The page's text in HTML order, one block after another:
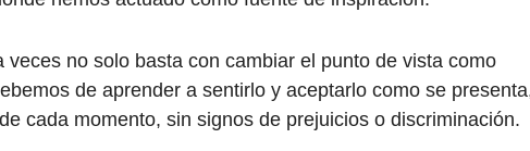
no solo basta con cambiar el punto de vista como
de aprender a sentirlo y aceptarlo como se
cada momento, sin signos de prejuicios o discriminación.